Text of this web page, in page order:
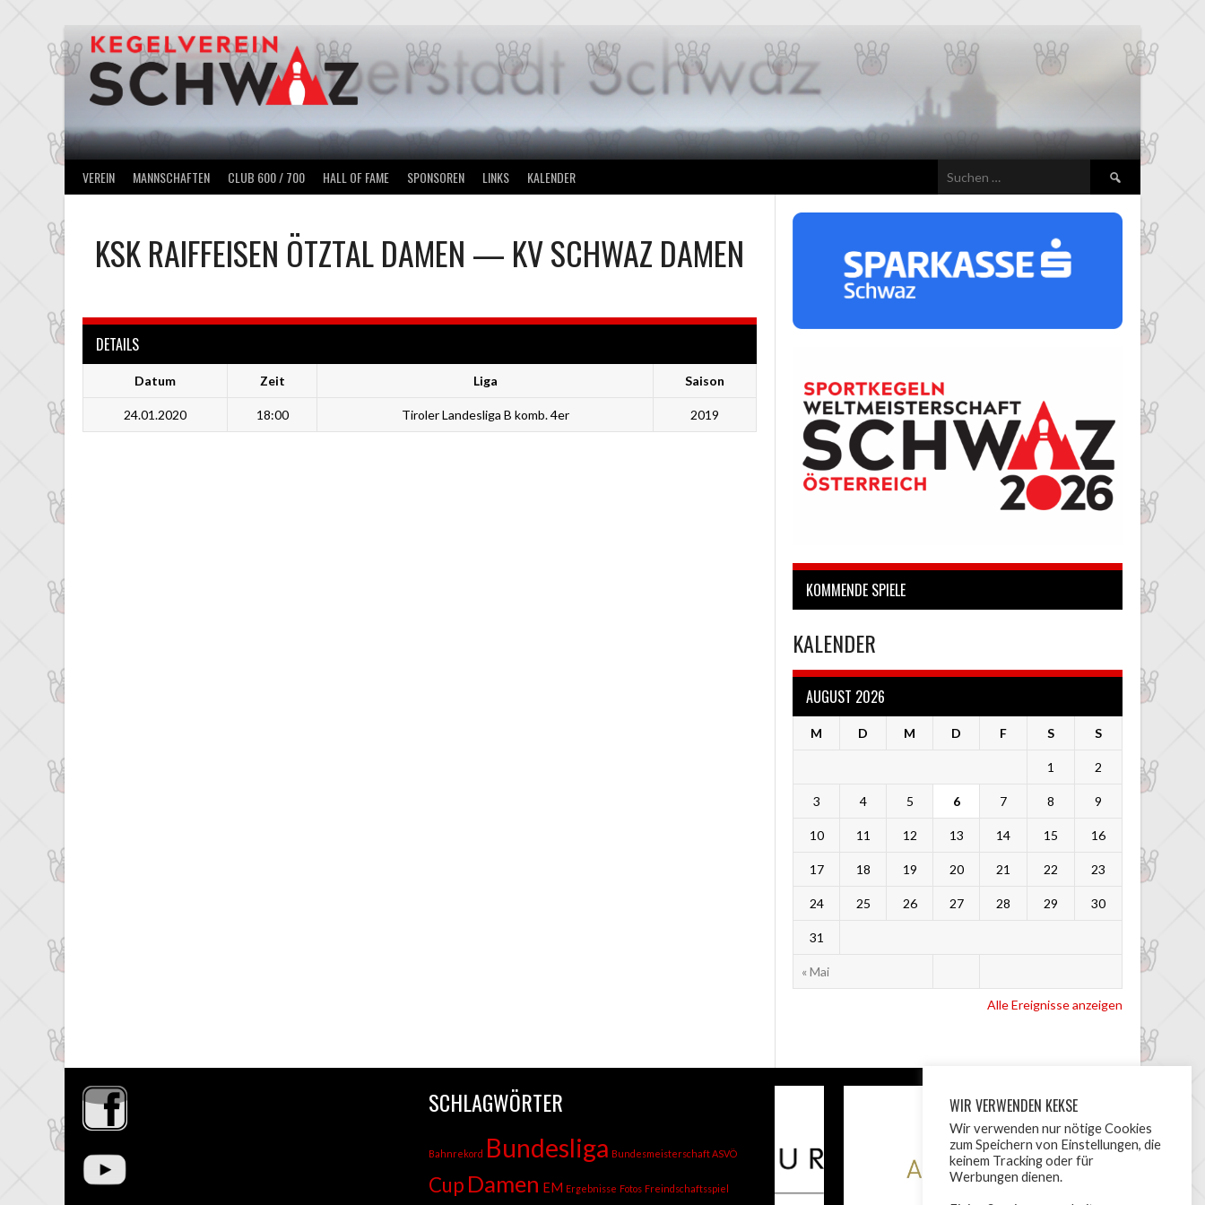
VEREIN MANNSCHAFTEN CLUB 600 / 700 HALL OF FAME SPONSOREN LINKS KALENDER
Suchen
nach:
KSK RAIFFEISEN ÖTZTAL DAMEN — KV SCHWAZ DAMEN
DETAILS
Datum Zeit Liga Saison
24.01.2020 18:00 Tiroler Landesliga B komb. 4er 2019
KOMMENDE SPIELE
KALENDER
AUGUST 2026
M D M D F S S
« Mai
1 2
3 4 5 6 7 8 9
10 11 12 13 14 15 16
17 18 19 20 21 22 23
24 25 26 27 28 29 30
31
Alle Ereignisse anzeigen
SCHLAGWÖRTER
Bahnrekord Bundesliga Bundesmeisterschaft ASVÖ
Cup Damen EM Ergebnisse Fotos Freindschaftsspiel
WIR VERWENDEN KEKSE
Wir verwenden nur nötige Cookies
zum Speichern von Einstellungen, die
keinem Tracking oder für
Werbungen dienen.